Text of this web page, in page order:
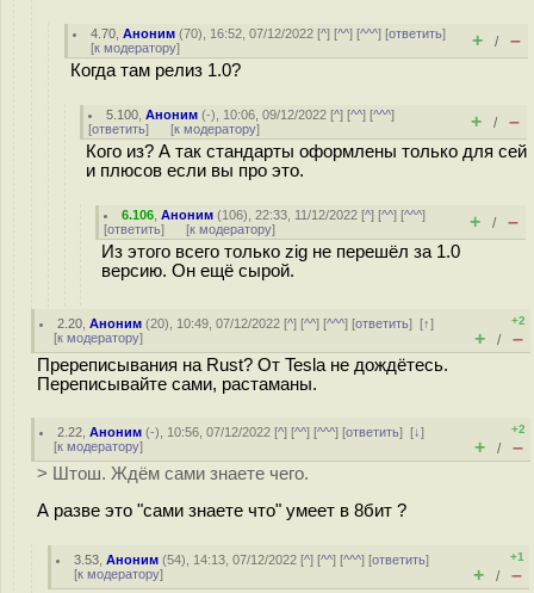
4.70 ,Аноним (70), 16:52, 07/12/2022 [^] [^^] [^^^] [ответить]
[к модератору] + / –
Когда там релиз 1.0?
5.100 ,Аноним (-), 10:06, 09/12/2022 [^] [^^] [^^^]
[ответить] [к модератору] + / –
Кого из? А так стандарты оформлены только для сей
и плюсов если вы про это.
6.106 ,Аноним (106), 22:33, 11/12/2022 [^] [^^] [^^^]
[ответить] [к модератору] + / –
Из этого всего только zig не перешёл за 1.0
версию. Он ещё сырой.
2.20 ,Аноним (20), 10:49, 07/12/2022 [^] [^^] [^^^] [ответить][↑]
[к модератору]
+2
+ / –
Пререписывания на Rust? От Tesla не дождётесь.
Переписывайте сами, растаманы.
2.22 ,Аноним (-), 10:56, 07/12/2022 [^] [^^] [^^^] [ответить][↓]
[к модератору]
+2
+ / –
> Штош. Ждём сами знаете чего.
А разве это "сами знаете что" умеет в 8бит ?
3.53 ,Аноним (54), 14:13, 07/12/2022 [^] [^^] [^^^] [ответить]
[к модератору]
+1
+ / –